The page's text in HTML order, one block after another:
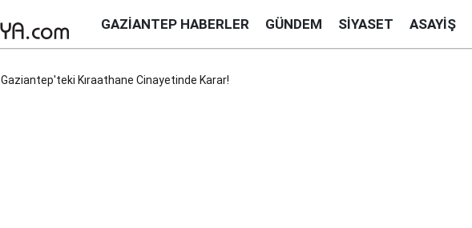
GAZIANTEP HABERLER GÜNDEM SIYASET ASAYIŞ
Gaziantep'teki Kıraathane Cinayetinde Karar!